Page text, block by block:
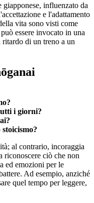
influenzato da
e l'adattamento
vita sono visti come
essere invocato in una
di un treno a un
i giorni?
al contrario, incoraggia
ciò che non
ed emozioni per le
Ad esempio, anziché
quel tempo per leggere,